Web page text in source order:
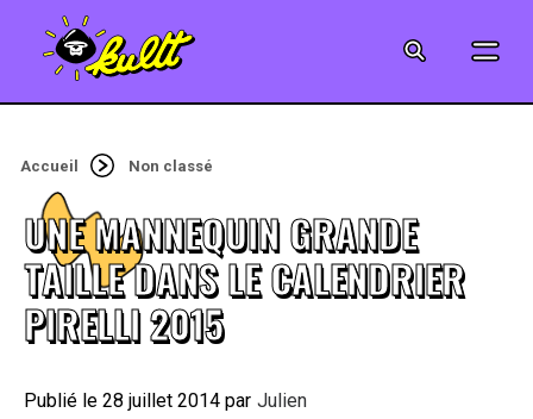
MUSIQUE
CRÉATION
ART
Accueil Non classé
UNE MANNEQUIN GRANDE
TAILLE DANS LE CALENDRIER
PIRELLI 2015
28 juillet 2014 By Julien